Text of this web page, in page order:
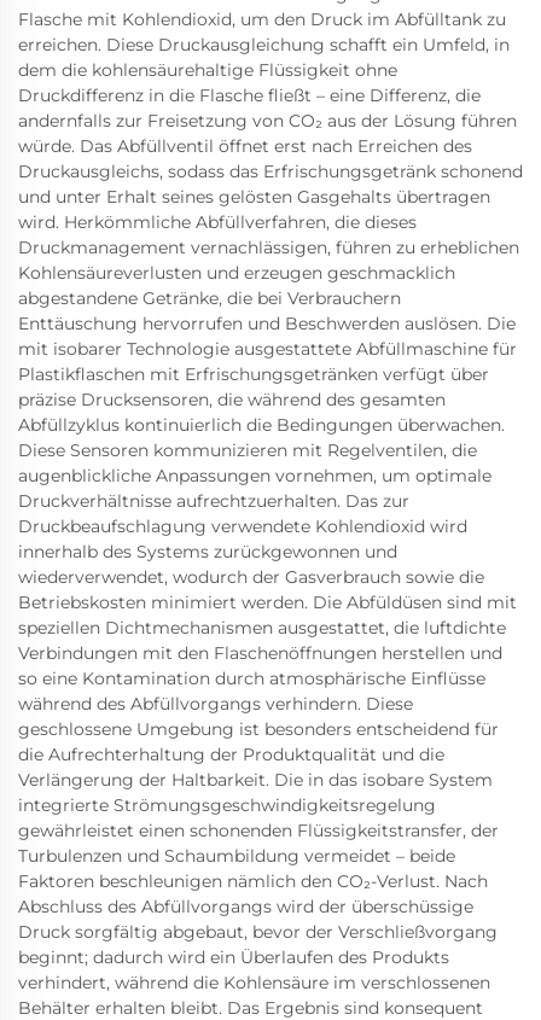
Flasche mit Kohlendioxid, um den Druck im Abfülltank zu
erreichen. Diese Druckausgleichung schafft ein Umfeld, in
dem die kohlensäurehaltige Flüssigkeit ohne
Druckdifferenz in die Flasche fließt – eine Differenz, die
andernfalls zur Freisetzung von CO₂ aus der Lösung führen
würde. Das Abfüllventil öffnet erst nach Erreichen des
Druckausgleichs, sodass das Erfrischungsgetränk schonend
und unter Erhalt seines gelösten Gasgehalts übertragen
wird. Herkömmliche Abfüllverfahren, die dieses
Druckmanagement vernachlässigen, führen zu erheblichen
Kohlensäureverlusten und erzeugen geschmacklich
abgestandene Getränke, die bei Verbrauchern
Enttäuschung hervorrufen und Beschwerden auslösen. Die
mit isobarer Technologie ausgestattete Abfüllmaschine für
Plastikflaschen mit Erfrischungsgetränken verfügt über
präzise Drucksensoren, die während des gesamten
Abfüllzyklus kontinuierlich die Bedingungen überwachen.
Diese Sensoren kommunizieren mit Regelventilen, die
augenblickliche Anpassungen vornehmen, um optimale
Druckverhältnisse aufrechtzuerhalten. Das zur
Druckbeaufschlagung verwendete Kohlendioxid wird
innerhalb des Systems zurückgewonnen und
wiederverwendet, wodurch der Gasverbrauch sowie die
Betriebskosten minimiert werden. Die Abfüldüsen sind mit
speziellen Dichtmechanismen ausgestattet, die luftdichte
Verbindungen mit den Flaschenöffnungen herstellen und
so eine Kontamination durch atmosphärische Einflüsse
während des Abfüllvorgangs verhindern. Diese
geschlossene Umgebung ist besonders entscheidend für
die Aufrechterhaltung der Produktqualität und die
Verlängerung der Haltbarkeit. Die in das isobare System
integrierte Strömungsgeschwindigkeitsregelung
gewährleistet einen schonenden Flüssigkeitstransfer, der
Turbulenzen und Schaumbildung vermeidet – beide
Faktoren beschleunigen nämlich den CO₂-Verlust. Nach
Abschluss des Abfüllvorgangs wird der überschüssige
Druck sorgfältig abgebaut, bevor der Verschließvorgang
beginnt; dadurch wird ein Überlaufen des Produkts
verhindert, während die Kohlensäure im verschlossenen
Behälter erhalten bleibt. Das Ergebnis sind konsequent